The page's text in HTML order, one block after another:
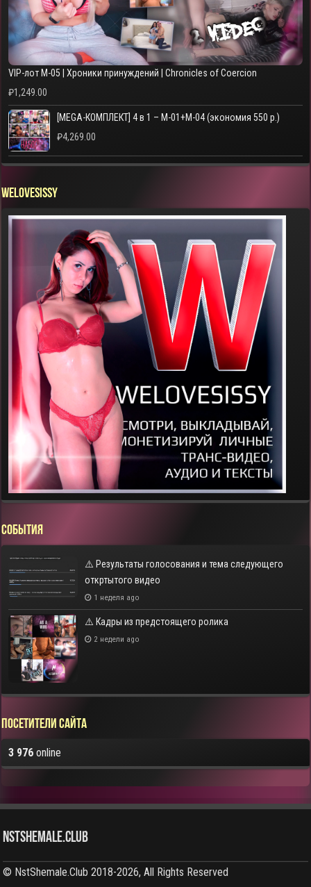
VIP-лот M-05 | Хроники принуждений | Chronicles of Coercion
₽1,249.00
[MEGA-КОМПЛЕКТ] 4 в 1 – M-01+M-04 (экономия 550 р.)
₽4,269.00
WELOVESISSY
СОБЫТИЯ
⚠️ Результаты голосования и тема следующего
откртытого видео
1 неделя ago
⚠️ Кадры из предстоящего ролика
2 недели ago
Посетители сайта
3 976 online
NstShemale.Club
© NstShemale.Club 2018-2026, All Rights Reserved